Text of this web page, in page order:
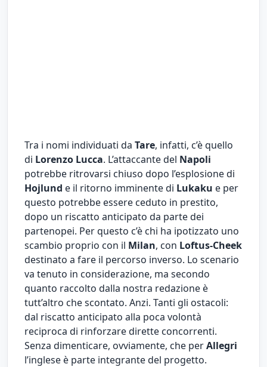
Tra i nomi individuati da Tare, infatti, c’è quello
di Lorenzo Lucca. L’attaccante del Napoli
potrebbe ritrovarsi chiuso dopo l’esplosione di
Hojlund e il ritorno imminente di Lukaku e per
questo potrebbe essere ceduto in prestito,
dopo un riscatto anticipato da parte dei
partenopei. Per questo c’è chi ha ipotizzato uno
scambio proprio con il Milan, con Loftus-Cheek
destinato a fare il percorso inverso. Lo scenario
va tenuto in considerazione, ma secondo
quanto raccolto dalla nostra redazione è
tutt’altro che scontato. Anzi. Tanti gli ostacoli:
dal riscatto anticipato alla poca volontà
reciproca di rinforzare dirette concorrenti.
Senza dimenticare, ovviamente, che perAllegri
l’inglese è parte integrante del progetto.